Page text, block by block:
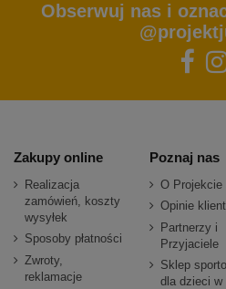
Obserwuj nas i
Zakupy online
Realizacja
zamówień, koszty
wysyłek
Sposoby płatności
Zwroty,
reklamacje
Poznaj nas
O Projekcie
Opinie
Partnerzy i
Przyjaciele
Sklep
dla dzieci w